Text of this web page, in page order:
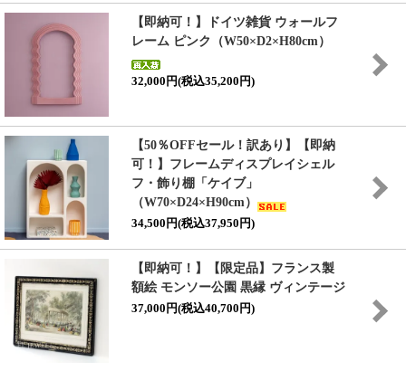
【即納可！】ドイツ雑貨 ウォールフ
レーム ピンク（W50×D2×H80cm）
32,000円(税込35,200円)
【50％OFFセール！訳あり】【即納
可！】フレームディスプレイシェル
フ・飾り棚「ケイブ」
（W70×D24×H90cm）
34,500円(税込37,950円)
【即納可！】【限定品】フランス製
額絵 モンソー公園 黒縁 ヴィンテージ
37,000円(税込40,700円)